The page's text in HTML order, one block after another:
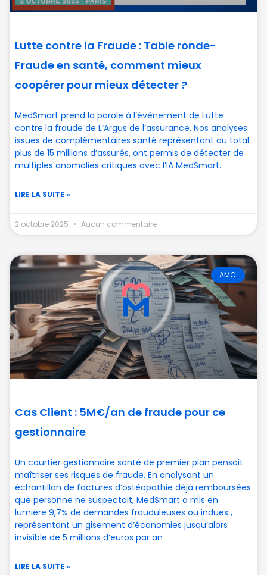
Lutte contre la Fraude : Table ronde-
Fraude en santé, comment mieux
coopérer pour mieux détecter ?
MedSmart prend la parole à l’évènement de Lutte
contre la fraude de L’Argus de l’assurance. Nos analyses
issues de complémentaires santé représentant au total
plus de 15 millions d’assurés, ont permis de détecter de
multiples anomalies critiques avec l’IA MedSmart.
LIRE LA SUITE »
2 octobre 2025 Aucun commentaire
AMC
Cas Client : 5M€/an de fraude pour ce
gestionnaire
Un courtier gestionnaire santé de premier plan pensait
maîtriser ses risques de fraude. En analysant un
échantillon de factures d’ostéopathie déjà remboursées
que personne ne suspectait, MedSmart a mis en
lumière 9,7% de demandes frauduleuses ou indues ,
représentant un gisement d’économies jusqu’alors
invisible de 5 millions d’euros par an
LIRE LA SUITE »